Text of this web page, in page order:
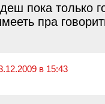
пока только
пра
в 15:43